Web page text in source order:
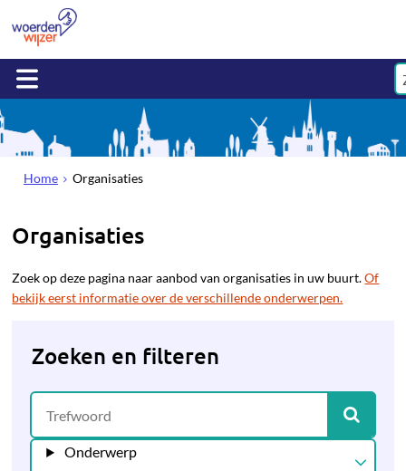
Home Organisaties
Organisaties
Zoek op deze pagina naar aanbod van organisaties in uw buurt.Of
bekijk eerst informatie over de verschillende onderwerpen.
Zoeken en filteren
Onderwerp